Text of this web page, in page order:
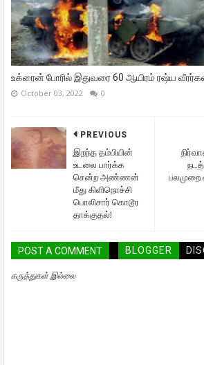
உக்ரைன் போரில் இதுவரை 60 ஆயிரம் ரஷ்ய
October 03, 2022 0
பலமுறை
PREVIOUS
இறந்த தம்பியின்
உடலை பார்க்க
சென்ற அண்ணன்
மீது கிளிநொச்சி
பொலிசார் கொடூர
தாக்குதல்!
POST A COMMENT BLOGGER
கருத்துகள் இல்லை